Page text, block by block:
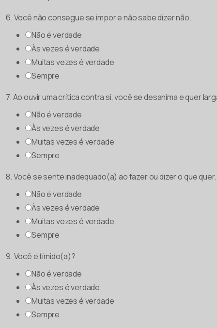
6. Você não consegue se impor e não sabe dizer não.
Não é verdade
Às vezes é verdade
Muitas vezes é verdade
Sempre
7. Ao ouvir uma crítica contra si, você se desanima e quer
Não é verdade
Às vezes é verdade
Muitas vezes é verdade
Sempre
8. Você se sente inadequado(a) ao fazer ou dizer o que quer.
Não é verdade
Às vezes é verdade
Muitas vezes é verdade
Sempre
9. Você é tímido(a)?
Não é verdade
Às vezes é verdade
Muitas vezes é verdade
Sempre